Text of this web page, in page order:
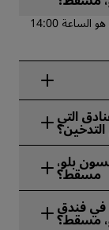
موعد تسجل الوصول في فندق راديسون بلو، مسقط هو الساعة 14:00
التي
سياسة عدم
بلو،
مسقط؟
مسقط.
في فندق
مسقط؟